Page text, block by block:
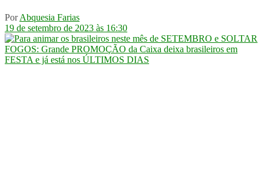
Por Abquesia Farias
19 de setembro de 2023 às 16:30